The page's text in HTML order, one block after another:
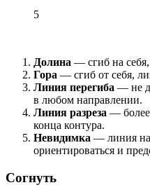
5
Долина — сгиб на
Гора — сгиб от себя,
Линия перегиба — не
в любом направлении.
Линия разреза — более
конца контура.
Невидимка — линия на
ориентироваться и
Согнуть